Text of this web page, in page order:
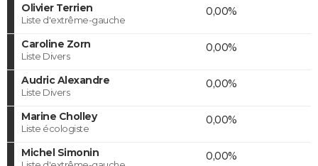
Olivier Terrien
Liste d'extrême-gauche
0,00%
Caroline Zorn
Liste Divers
0,00%
Audric Alexandre
Liste Divers
0,00%
Marine Cholley
Liste écologiste
0,00%
Michel Simonin 0,00%